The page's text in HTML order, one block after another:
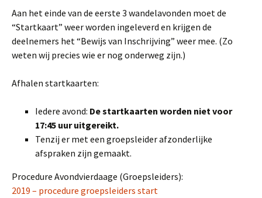
Aan het einde van de eerste 3 wandelavonden moet de
“Startkaart” weer worden ingeleverd en krijgen de
deelnemers het “Bewijs van Inschrijving” weer mee. (Zo
weten wij precies wie er nog onderweg zijn.)
Afhalen startkaarten:
Iedere avond: De startkaarten worden niet voor
17:45 uur uitgereikt.
Tenzij er met een groepsleider afzonderlijke
afspraken zijn gemaakt.
Procedure Avondvierdaage (Groepsleiders):
2019 – procedure groepsleiders start